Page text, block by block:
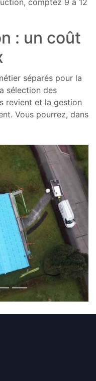
comptez 9 à 12
: un coût
séparés pour la
sélection des
revient et la gestion
Vous pourrez, dans
Next